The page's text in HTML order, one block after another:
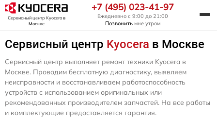
Сервисный центр Kyoceraв
Москве
+7 (495) 023-41-97
Ежедневно с 9:00 до 21:00
Позвонить мне утром
Сервисный центр Kyocera в Москве
Сервисный центр выполняет ремонт техники Kyocera в
Москве. Проводим бесплатную диагностику, выявляем
неисправности и восстанавливаем работоспособность
устройств с использованием оригинальных или
рекомендованных производителем запчастей. На все работы
и комплектующие предоставляется гарантия.